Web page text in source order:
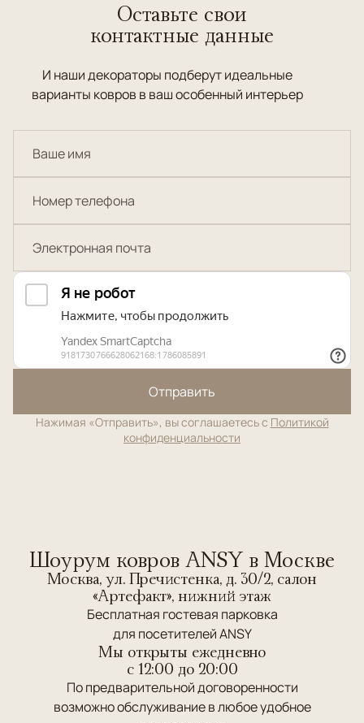
Оставьте свои
контактные данные
И наши декораторы подберут идеальные
варианты ковров в ваш особенный интерьер
Отправить
Нажимая «Отправить», вы соглашаетесь с Политикой
конфиденциальности
Шоурум ковров ANSY в Москве
Москва, ул. Пречистенка, д. 30/2, салон
«Артефакт», нижний этаж
Бесплатная гостевая парковка
для посетителей ANSY
Мы открыты ежедневно
c 12:00 до 20:00
По предварительной договоренности
возможно обслуживание в любое удобное